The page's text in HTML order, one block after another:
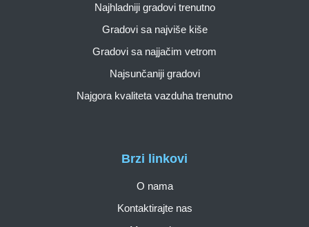
Brzi linkovi
O nama
Kontaktirajte nas
Najhladniji gradovi trenutno
Gradovi sa najviše kiše
Gradovi sa najjačim vetrom
Najsunčaniji gradovi
Najgora kvaliteta vazduha trenutno